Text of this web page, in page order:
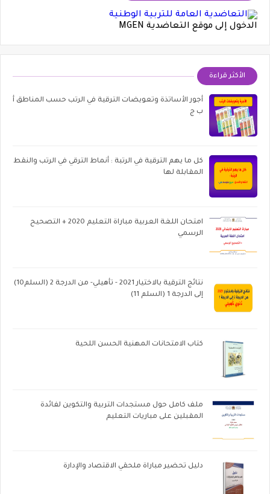
الدخول إلى موقع التعاضدية MGEN
الأكثر قراءة
أجور الأساتذة وتعويضات الترقية في الرتب حسب المناطق أ
ب ج
كل ما يهم الترقية في الرتبة : أنماط الترقي في الرتب والنقط
المقابلة لها
امتحان اللغة العربية مباراة التعليم 2020 + التصحيح
الرسمي
نتائج الترقية بالاختيار 2021 - تأهيلي- من الدرجة 2 (السلم10)
إلى الدرجة 1 (السلم 11)
كتاب الامتحانات المهنية الحسن اللحية
ملف كامل حول مستجدات التربية والتكوين لفائدة
المقبلين على مباريات التعليم
دليل تحضير مباراة ملحقي الاقتصاد والإدارة